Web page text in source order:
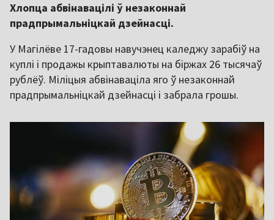
Хлопца абвінавацілі ў незаконнай
прадпрымальніцкай дзейнасці.
У Магілёве 17-гадовы навучэнец каледжу зарабіў на
куплі і продажы крыптавалюты на біржах 26 тысячаў
рублёў. Міліцыя абвінаваціла яго ў незаконнай
прадпрымальніцкай дзейнасці і забрала грошы.